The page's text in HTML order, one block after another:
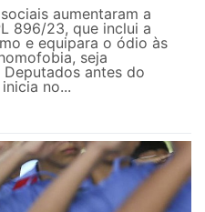
aumentaram a
896/23, que inclui a
e equipara o ódio às
seja
antes do
no...